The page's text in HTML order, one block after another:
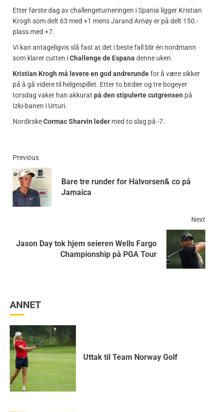
Etter første dag av challengeturneringen i Spania ligger Kristian
Krogh som delt 63 med +1 mens Jarand Arnøy er på delt 150.-
plass med +7.
Vi kan antageligvis slå fast at det i beste fall blir én nordmann
som klarer cutten iChallenge de Espana denne uken.
Kristian Krogh må levere en god andrerundefor å være sikker
på å gå videre til helgespillet. Etter to birdier og tre bogeyer
torsdag vaker han akkurat på den stipulerte cutgrensen på
Izki-banen i Urturi.
NordirskeCormac Sharvin leder med to slag på -7.
Previous
Bare tre runder for Halvorsen& co på
Jamaica
Next
Jason Day tok hjem seieren Wells Fargo
Championship på PGA Tour
ANNET
Uttak til Team Norway Golf